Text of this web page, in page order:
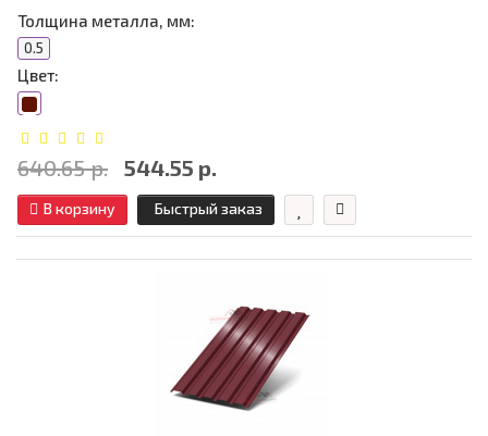
Толщина металла, мм:
0.5
Цвет:
640.65 р. 544.55 р.
В корзину Быстрый заказ